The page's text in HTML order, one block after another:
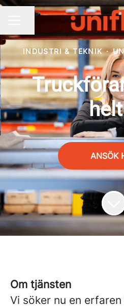
INDUSTRI & TEKNIK ·
ANSÖK
Om tjänsten
Vi söker nu en